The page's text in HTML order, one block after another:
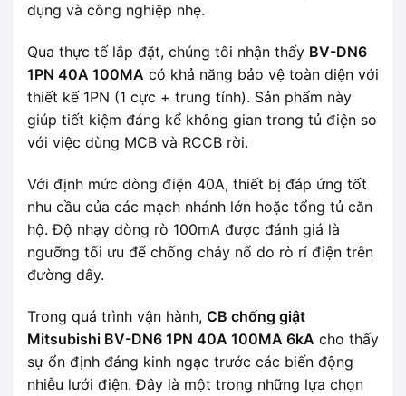
dụng và công nghiệp nhẹ.
Qua thực tế lắp đặt, chúng tôi nhận thấy BV-DN6
1PN 40A 100MA có khả năng bảo vệ toàn diện với
thiết kế 1PN (1 cực + trung tính). Sản phẩm này
giúp tiết kiệm đáng kể không gian trong tủ điện so
với việc dùng MCB và RCCB rời.
Với định mức dòng điện 40A, thiết bị đáp ứng tốt
nhu cầu của các mạch nhánh lớn hoặc tổng tủ căn
hộ. Độ nhạy dòng rò 100mA được đánh giá là
ngưỡng tối ưu để chống cháy nổ do rò rỉ điện trên
đường dây.
Trong quá trình vận hành, CB chống giật
Mitsubishi BV-DN6 1PN 40A 100MA 6kA cho thấy
sự ổn định đáng kinh ngạc trước các biến động
nhiễu lưới điện. Đây là một trong những lựa chọn